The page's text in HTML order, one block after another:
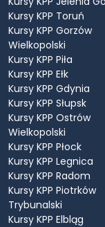
Kursy KPP Toruń
Kursy KPP Gorzów
Wielkopolski
Kursy KPP Piła
Kursy KPP Ełk
Kursy KPP Gdynia
Kursy KPP Słupsk
Kursy KPP Ostrów
Wielkopolski
Kursy KPP Płock
Kursy KPP Legnica
Kursy KPP Radom
Kursy KPP Piotrków
Trybunalski
Kursy KPP Elbląg